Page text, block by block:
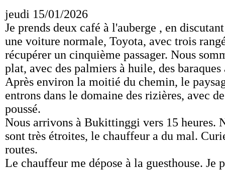
jeudi 15/01/2026
Je prends deux café à l'auberge , en
une voiture normale, Toyota, avec trois
récupérer un cinquième passager. Nous
plat, avec des palmiers à huile, des
Après environ la moitié du chemin, le
entrons dans le domaine des rizières, avec
poussé.
Nous arrivons à Bukittinggi vers 15 heures.
sont très étroites, le chauffeur a du mal.
routes.
Le chauffeur me dépose à la guesthouse.